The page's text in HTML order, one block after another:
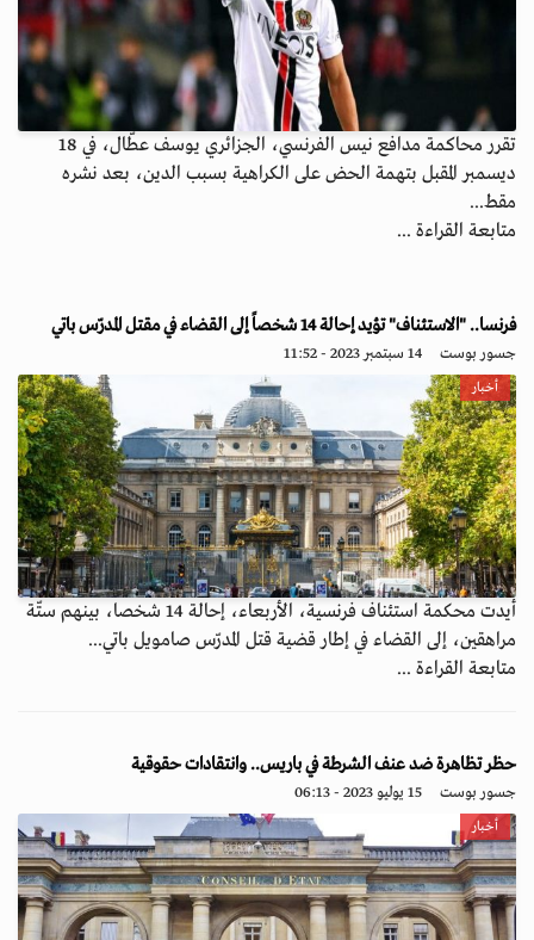
تقرر محاكمة مدافع نيس الفرنسي، الجزائري يوسف عطّال، في 18
ديسمبر المقبل بتهمة الحض على الكراهية بسبب الدين، بعد نشره
مقط...
متابعة القراءة ...
فرنسا.. "الاستئناف" تؤيد إحالة 14 شخصاً إلى القضاء في مقتل المدرّس باتي
جسور بوست 14 سبتمبر 2023 - 11:52
أخبار
أيدت محكمة استئناف فرنسية، الأربعاء، إحالة 14 شخصا، بينهم ستّة
مراهقين، إلى القضاء في إطار قضية قتل المدرّس صامويل باتي...
متابعة القراءة ...
حظر تظاهرة ضد عنف الشرطة في باريس.. وانتقادات حقوقية
جسور بوست 15 يوليو 2023 - 06:13
أخبار